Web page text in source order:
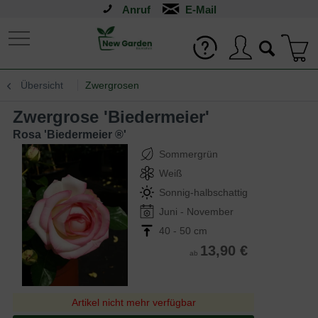
Anruf
Übersicht Zwergrosen
Zwergrose 'Biedermeier'
Rosa 'Biedermeier ®'
Sommergrün
Weiß
Sonnig-halbschattig
Juni - November
40 - 50 cm
ab 13,90 €
Artikel nicht mehr verfügbar